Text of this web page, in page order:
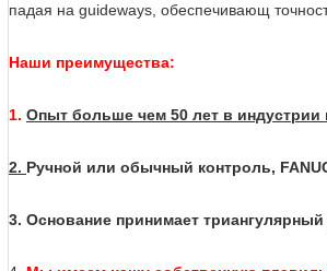
падая на guideways, обеспечивающ
Наши преимущества:
1. Опыт больше чем 50 лет в индустрии
2. Ручной или обычный контроль,
3. Основание принимает